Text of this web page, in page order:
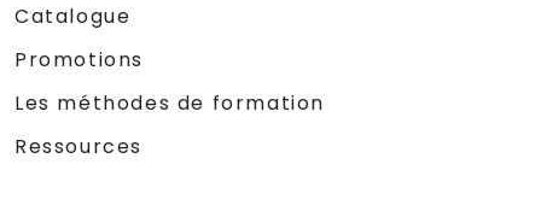
Catalogue
Promotions
Les méthodes de formation
Ressources